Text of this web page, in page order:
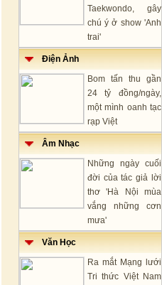
Taekwondo, gây
chú ý ở show 'Anh
trai'
Điện Ảnh
Bom tấn thu gần
24 tỷ đồng/ngày,
một mình oanh tạc
rạp Việt
Âm Nhạc
Những ngày cuối
đời của tác giả lời
thơ 'Hà Nội mùa
vắng những cơn
mưa'
Văn Học
Ra mắt Mạng lưới
Tri thức Việt Nam